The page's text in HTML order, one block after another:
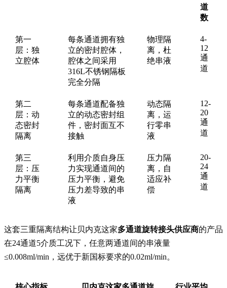
道
数
第一
层：独
立腔体
每条通道拥有独
立的密封腔体，
腔体之间采用
316L不锈钢隔板
完全分隔
物理隔
离，杜
绝串液
4-
12
通
道
第二
层：动
态密封
隔离
每条通道配备独
立的动态密封组
件，密封面互不
接触
动态隔
离，运
行零串
液
12-
20
通
道
第三
层：压
力平衡
隔离
利用介质自身压
力实现通道间的
压力平衡，避免
压力差导致的串
液
压力隔
离，自
适应补
偿
20-
24
通
道
这套三重隔离结构让贝内克这家多通道旋转接头供应商的产品
在24通道5介质工况下，任意两通道间的串液量
≤0.008ml/min，远优于新国标要求的0.02ml/min。